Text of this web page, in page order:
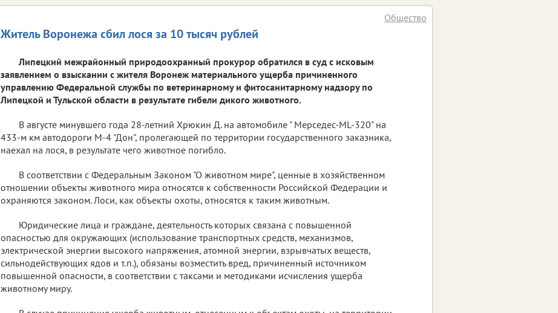
Житель Воронежа сбил лося за 10 тысяч рублей
Общество
Липецкий межрайонный природоохранный прокурор обратился в суд с исковым
заявлением о взыскании с жителя Воронеж материального ущерба причиненного
управлению Федеральной службы по ветеринарному и фитосанитарному надзору по
Липецкой и Тульской области в результате гибели дикого животного.
В августе минувшего года 28-летний Хрюкин Д. на автомобиле " Мерседес-ML-320" на
433-м км автодороги М-4 "Дон", пролегающей по территории государственного заказника,
наехал на лося, в результате чего животное погибло.
В соответствии с Федеральным Законом "О животном мире", ценные в хозяйственном
отношении объекты животного мира относятся к собственности Российской Федерации и
охраняются законом. Лоси, как объекты охоты, относятся к таким животным.
Юридические лица и граждане, деятельность которых связана с повышенной
опасностью для окружающих (использование транспортных средств, механизмов,
электрической энергии высокого напряжения, атомной энергии, взрывчатых веществ,
сильнодействующих ядов и т.п.), обязаны возместить вред, причиненный источником
повышенной опасности, в соответствии с таксами и методиками исчисления ущерба
животному миру.